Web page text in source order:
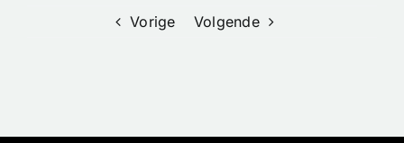
Vorige Volgende